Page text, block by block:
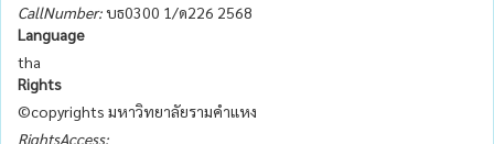
CallNumber:บธ0300 1/ด226 2568
Language
tha
Rights
©copyrights มหาวิทยาลัยรามคำแหง
RightsAccess: